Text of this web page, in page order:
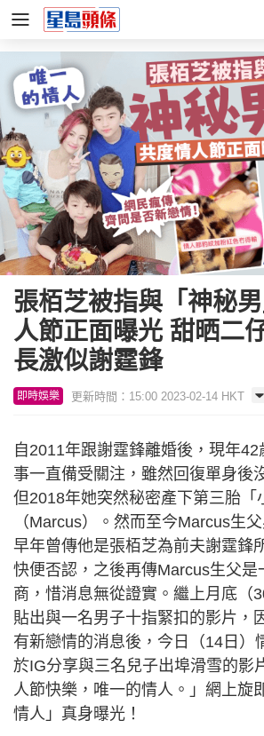
張栢芝被指與「神秘
人節正面曝光 甜晒二
長激似謝霆鋒
即時娛樂 更新時間：15:00 2023-02-14 HKT
自2011年跟謝霆鋒離婚後，現年
事一直備受關注，雖然回復單身後
但2018年她突然秘密產下第三胎「
（Marcus）。然而至今Marcus生
早年曾傳他是張栢芝為前夫謝霆鋒
快便否認，之後再傳Marcus生父是
商，惜消息無從證實。繼上月底（
貼出與一名男子十指緊扣的影片，
有新戀情的消息後，今日（14日）
於IG分享與三名兒子出埠滑雪的影
人節快樂，唯一的情人。」網上旋
情人」真身曝光！